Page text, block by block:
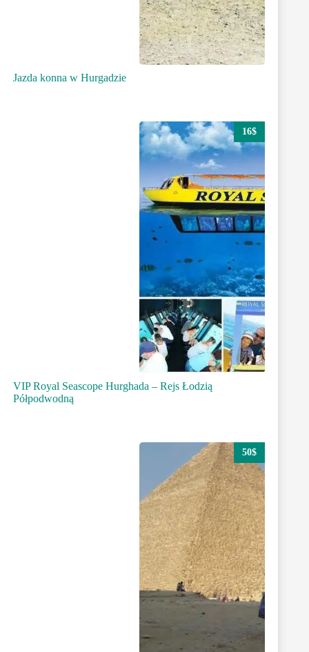
Jazda konna w Hurgadzie
VIP Royal Seascope Hurghada – Rejs Łodzią
Półpodwodną
16$
50$